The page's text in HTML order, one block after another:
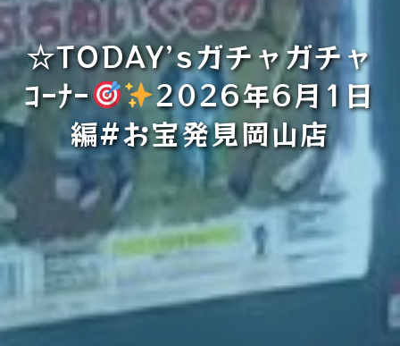
☆TODAY’sガチャガチャ
ｺｰﾅｰ
2026年6月1日
編#お宝発見岡山店